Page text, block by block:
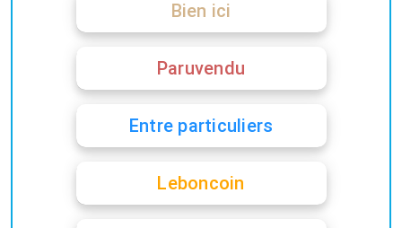
Bien ici
Paruvendu
Entre particuliers
Leboncoin